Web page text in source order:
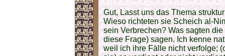
Gut, Lasst uns das Thema
Wieso richteten sie Scheich al-
sein Verbrechen? Was sagten
diese Frage) sagen. Ich kenne
weil ich ihre Fälle nicht verfolge;